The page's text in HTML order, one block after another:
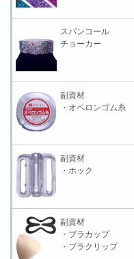
スパンコール
チョーカー
副資材
・オペロンゴム糸
副資材
・ホック
副資材
・ブラカップ
・ブラクリップ